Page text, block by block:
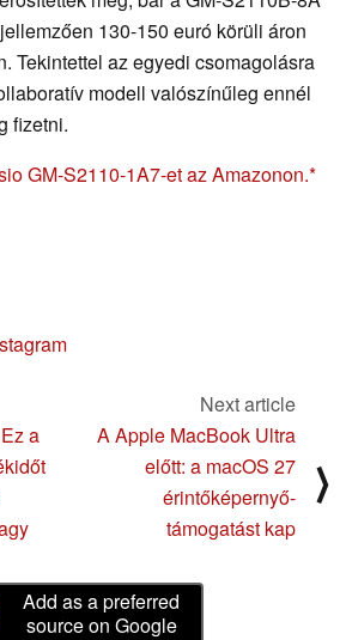
130-150 euró körüli áron
Tekintettel az egyedi csomagolásra
modell valószínűleg ennél
fizetni.
GM-S2110-1A7-et az Amazonon.
a
Next article
A Apple MacBook Ultra
előtt: a macOS 27
érintőképernyő-
támogatást kap
⟩
Add as a preferred
source on Google